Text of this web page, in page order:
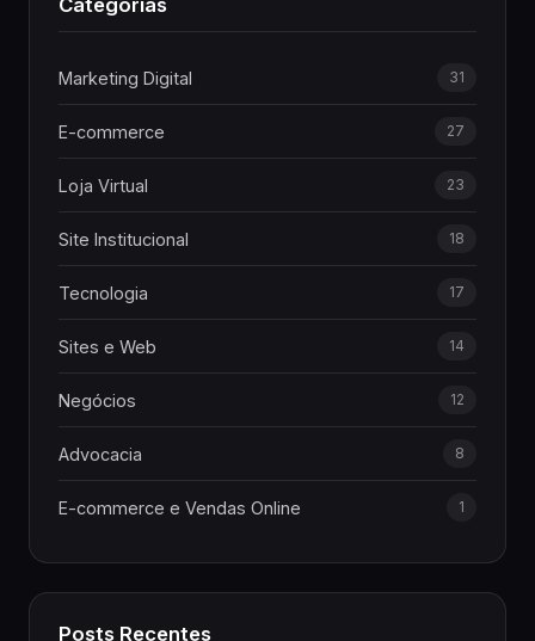
Categorias
Marketing Digital 31
E-commerce 27
Loja Virtual 23
Site Institucional 18
Tecnologia 17
Sites e Web 14
Negócios 12
Advocacia 8
E-commerce e Vendas Online 1
Posts Recentes